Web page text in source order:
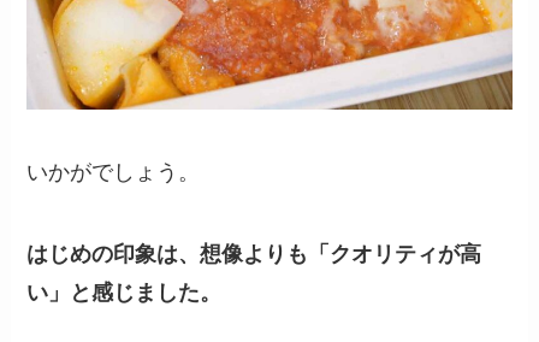
いかがでしょう。
はじめの印象は、想像よりも「クオリティが高
い」と感じました。